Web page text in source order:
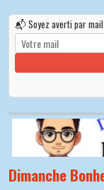
📬 Soyez averti par
Dimanche